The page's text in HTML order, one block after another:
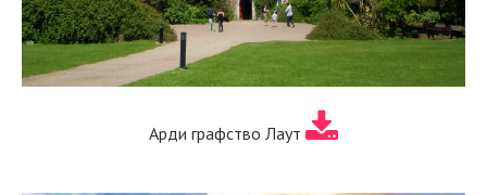
Арди графство Лаут